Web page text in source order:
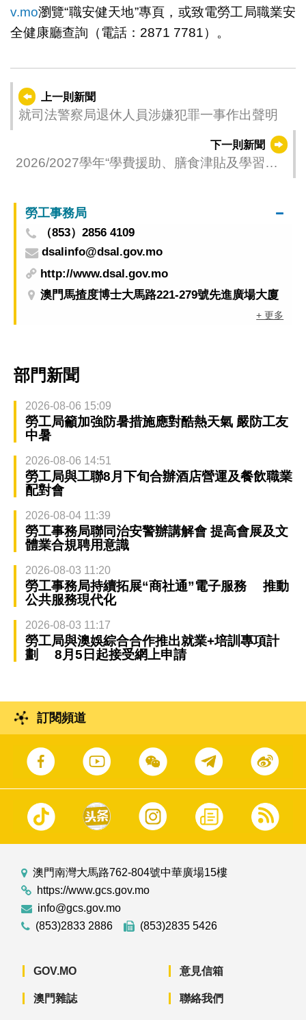
v.mo瀏覽“職安健天地”專頁，或致電勞工局職業安
全健康廳查詢（電話：2871 7781）。
上一則新聞
就司法警察局退休人員涉嫌犯罪一事作出聲明
下一則新聞
2026/2027學年“學費援助、膳食津貼及學習用
勞工事務局
（853）2856 4109
dsalinfo@dsal.gov.mo
http://www.dsal.gov.mo
澳門馬揸度博士大馬路221-279號先進廣場大廈
+ 更多
部門新聞
2026-08-06 15:09
勞工局籲加強防暑措施應對酷熱天氣 嚴防工友
中暑
2026-08-06 14:51
勞工局與工聯8月下旬合辦酒店營運及餐飲職業
配對會
2026-08-04 11:39
勞工事務局聯同治安警辦講解會 提高會展及文
體業合規聘用意識
2026-08-03 11:20
勞工事務局持續拓展“商社通”電子服務 推動
公共服務現代化
2026-08-03 11:17
勞工局與澳娛綜合合作推出就業+培訓專項計
劃 8月5日起接受網上申請
訂閱頻道
澳門南灣大馬路762-804號中華廣場15樓
https://www.gcs.gov.mo
info@gcs.gov.mo
(853)2833 2886
(853)2835 5426
GOV.MO
澳門雜誌
意見信箱
聯絡我們